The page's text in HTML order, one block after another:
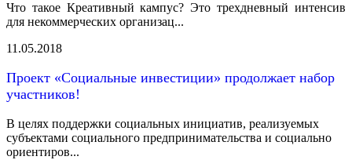
Что такое Креативный кампус? Это трехдневный интенсив
для некоммерческих организац...
11.05.2018
Проект «Социальные инвестиции» продолжает набор
участников!
В целях поддержки социальных инициатив, реализуемых
субъектами социального предпринимательства и социально
ориентиров...